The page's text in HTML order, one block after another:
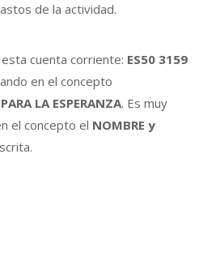
de la actividad.
cuenta corriente: ES50 3159
en el concepto
LA ESPERANZA. Es muy
el concepto el NOMBRE y